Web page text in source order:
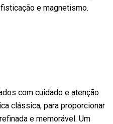
e magnetismo.
com cuidado e atenção
clássica, para proporcionar
e memorável. Um